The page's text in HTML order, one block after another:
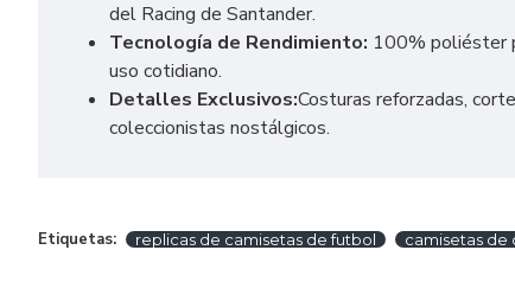
del Racing de Santander.
Tecnología de Rendimiento: 100% poliéster
uso cotidiano.
Detalles Exclusivos:Costuras reforzadas,
coleccionistas nostálgicos.
Etiquetas: replicas de camisetas de futbol camisetas de